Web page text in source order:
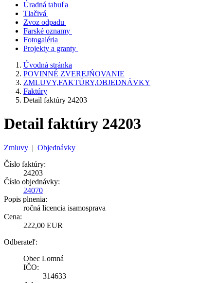
Úradná tabuľa
Tlačivá
Zvoz odpadu
Farské oznamy
Fotogaléria
Projekty a granty
Úvodná stránka
POVINNÉ ZVEREJŃOVANIE
ZMLUVY,FAKTÚRY,OBJEDNÁVKY
Faktúry
Detail faktúry 24203
Detail faktúry 24203
Zmluvy | Objednávky
Číslo faktúry:
24203
Číslo objednávky:
24070
Popis plnenia:
ročná licencia isamosprava
Cena:
222,00 EUR
Odberateľ:
Obec Lomná
IČO:
314633